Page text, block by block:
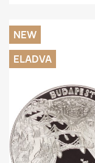
NEW
ELADVA